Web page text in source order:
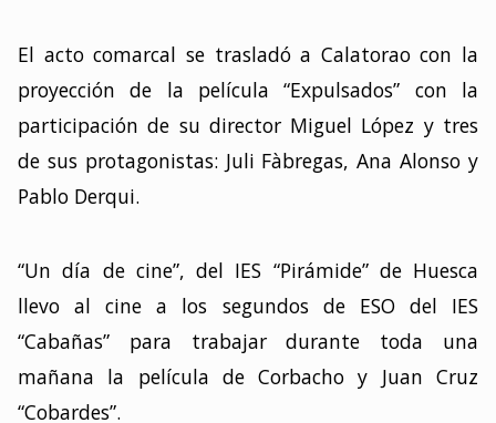
El acto comarcal se trasladó a Calatorao con la
proyección de la película “Expulsados” con la
participación de su director Miguel López y tres
de sus protagonistas: Juli Fàbregas, Ana Alonso y
Pablo Derqui.
“Un día de cine”, del IES “Pirámide” de Huesca
llevo al cine a los segundos de ESO del IES
“Cabañas” para trabajar durante toda una
mañana la película de Corbacho y Juan Cruz
“Cobardes”.